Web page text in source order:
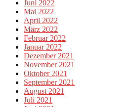
Juni 2022
Mai 2022
April 2022
März 2022
Februar 2022
Januar 2022
Dezember 2021
November 2021
Oktober 2021
September 2021
August 2021
Juli 2021